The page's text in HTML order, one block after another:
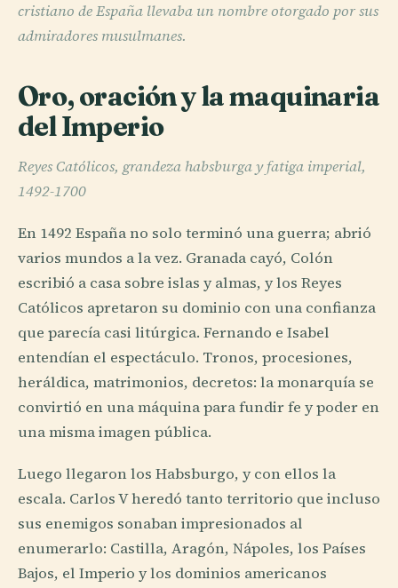
cristiano de España llevaba un nombre otorgado por sus
admiradores musulmanes.
Oro, oración y la maquinaria
del Imperio
Reyes Católicos, grandeza habsburga y fatiga imperial,
1492-1700
En 1492 España no solo terminó una guerra; abrió
varios mundos a la vez. Granada cayó, Colón
escribió a casa sobre islas y almas, y los Reyes
Católicos apretaron su dominio con una confianza
que parecía casi litúrgica. Fernando e Isabel
entendían el espectáculo. Tronos, procesiones,
heráldica, matrimonios, decretos: la monarquía se
convirtió en una máquina para fundir fe y poder en
una misma imagen pública.
Luego llegaron los Habsburgo, y con ellos la
escala. Carlos V heredó tanto territorio que incluso
sus enemigos sonaban impresionados al
enumerarlo: Castilla, Aragón, Nápoles, los Países
Bajos, el Imperio y los dominios americanos